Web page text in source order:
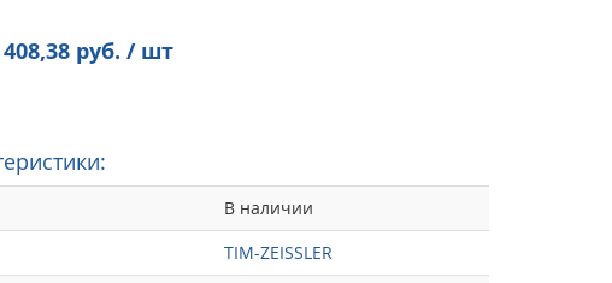
руб. / шт
В наличии
TIM-ZEISSLER